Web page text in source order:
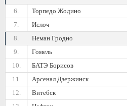
6.
Торпедо Жодино
7.
Ислоч
8.
Неман Гродно
9.
Гомель
10.
БАТЭ Борисов
11.
Арсенал Дзержинск
12.
Витебск